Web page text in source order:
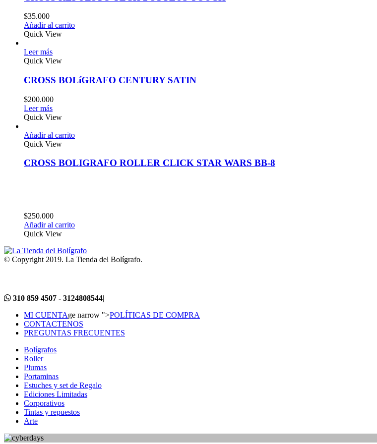
$35.000
Añadir al carrito
Quick View
Leer más
Quick View
CROSS BOLíGRAFO CENTURY SATIN
$200.000
Leer más
Quick View
Añadir al carrito
Quick View
CROSS BOLIGRAFO ROLLER CLICK STAR WARS BB-8
$250.000
Añadir al carrito
Quick View
© Copyright 2019. La Tienda del Bolígrafo.
310 859 4507 - 3124808544|
MI CUENTAge narrow ">POLÍTICAS DE COMPRA
CONTACTENOS
PREGUNTAS FRECUENTES
Bolígrafos
Roller
Plumas
Portaminas
Estuches y set de Regalo
Ediciones Limitadas
Corporativos
Tintas y repuestos
Arte